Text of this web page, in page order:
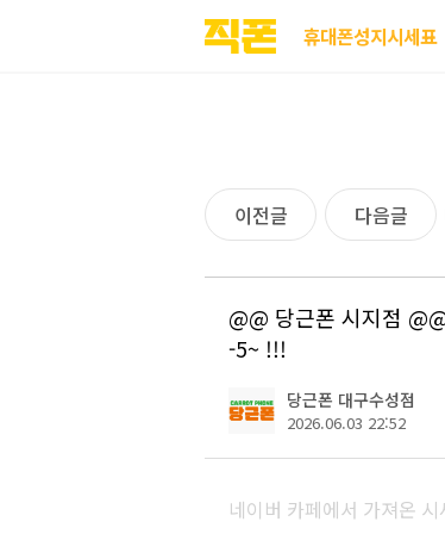
휴대폰성지시세표
이전글 다음글
@@ 당근폰 시지점
-5~ !!!
당근폰 대구수성점
2026.06.03 22:52
네이버 카페에서 가져온